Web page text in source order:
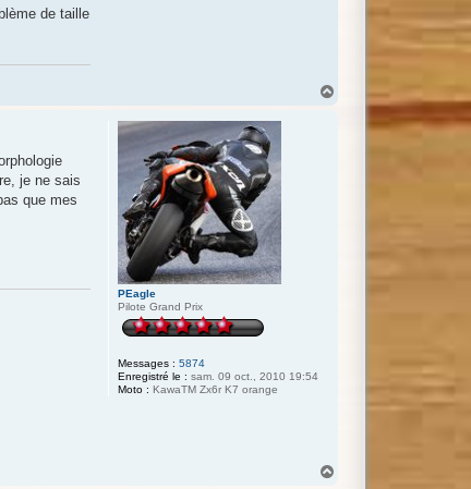
de taille
PEagle
Pilote Grand Prix
Messages : 5874
Enregistré le : sam. 09 oct., 2010 19:54
Moto : KawaTM Zx6r K7 orange
je ne sais
que mes